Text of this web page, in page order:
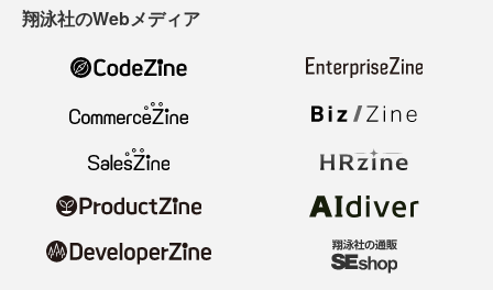
翔泳社のWebメディア